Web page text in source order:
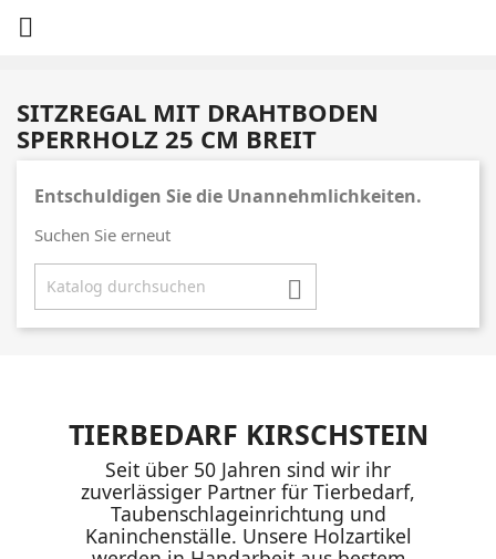

SITZREGAL MIT DRAHTBODEN
SPERRHOLZ 25 CM BREIT
Entschuldigen Sie die Unannehmlichkeiten.
Suchen Sie erneut

TIERBEDARF KIRSCHSTEIN
Seit über 50 Jahren sind wir ihr
zuverlässiger Partner für Tierbedarf,
Taubenschlageinrichtung und
Kaninchenställe. Unsere Holzartikel